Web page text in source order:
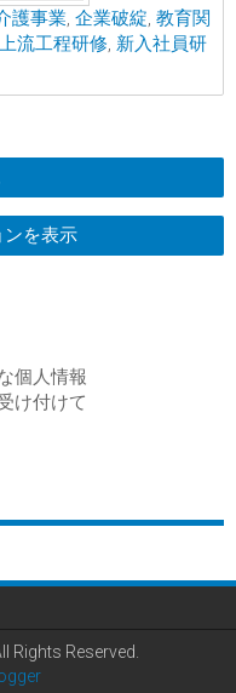
護事業, 企業破綻, 教育関
上流工程研修, 新入社員研
を表示
個人情報
け付けて
Rights Reserved.